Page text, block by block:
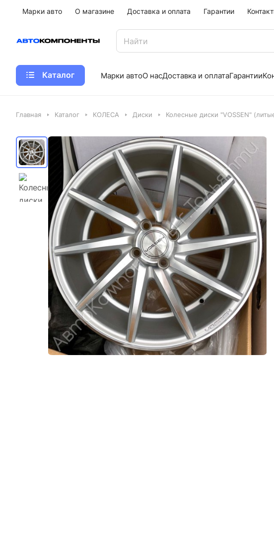
Марки авто О магазине Доставка и оплата Гарантии
Каталог Марки автоО насДоставка и оплатаГарантии
Главная Каталог КОЛЕСА Диски Колесные диски "VOSSEN"